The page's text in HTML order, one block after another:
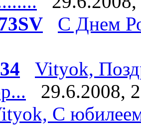
С Днем
Vityok,
29.6.2008,
С